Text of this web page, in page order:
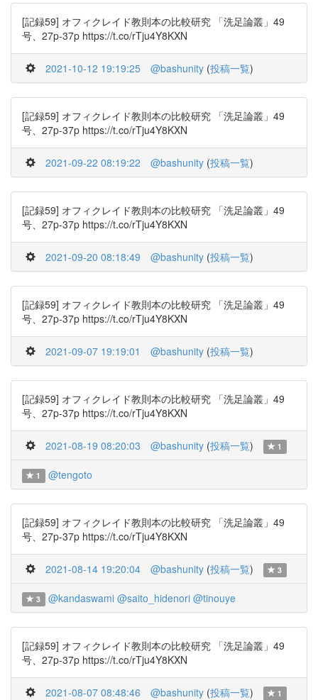
[記録59] オフィクレイド教則本の比較研究 「洗足論叢」49
号、27p-37p https://t.co/rTju4Y8KXN
2021-10-12 19:19:25 @bashunity (投稿一覧)
[記録59] オフィクレイド教則本の比較研究 「洗足論叢」49
号、27p-37p https://t.co/rTju4Y8KXN
2021-09-22 08:19:22 @bashunity (投稿一覧)
[記録59] オフィクレイド教則本の比較研究 「洗足論叢」49
号、27p-37p https://t.co/rTju4Y8KXN
2021-09-20 08:18:49 @bashunity (投稿一覧)
[記録59] オフィクレイド教則本の比較研究 「洗足論叢」49
号、27p-37p https://t.co/rTju4Y8KXN
2021-09-07 19:19:01 @bashunity (投稿一覧)
[記録59] オフィクレイド教則本の比較研究 「洗足論叢」49
号、27p-37p https://t.co/rTju4Y8KXN
2021-08-19 08:20:03 @bashunity (投稿一覧) 1
1 @tengoto
[記録59] オフィクレイド教則本の比較研究 「洗足論叢」49
号、27p-37p https://t.co/rTju4Y8KXN
2021-08-14 19:20:04 @bashunity (投稿一覧) 3
3 @kandaswami @saito_hidenori @tinouye
[記録59] オフィクレイド教則本の比較研究 「洗足論叢」49
号、27p-37p https://t.co/rTju4Y8KXN
2021-08-07 08:48:46 @bashunity (投稿一覧) 1